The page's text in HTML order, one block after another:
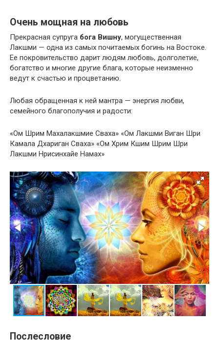
Очень мощная на любовь
Прекрасная супруга бога Вишну, могущественная
Лакшми — одна из самых почитаемых богинь на Востоке.
Ее покровительство дарит людям любовь, долголетие,
богатство и многие другие блага, которые неизменно
ведут к счастью и процветанию.
Любая обращенная к ней мантра — энергия любви,
семейного благополучия и радости:
«Ом Шрим Махалакшмие Сваха» «Ом Лакшми Виган Шри
Камала Дхариган Сваха» «Ом Хрим Кшим Шрим Шри
Лакшми Нрисинхайе Намах»
Послесловие